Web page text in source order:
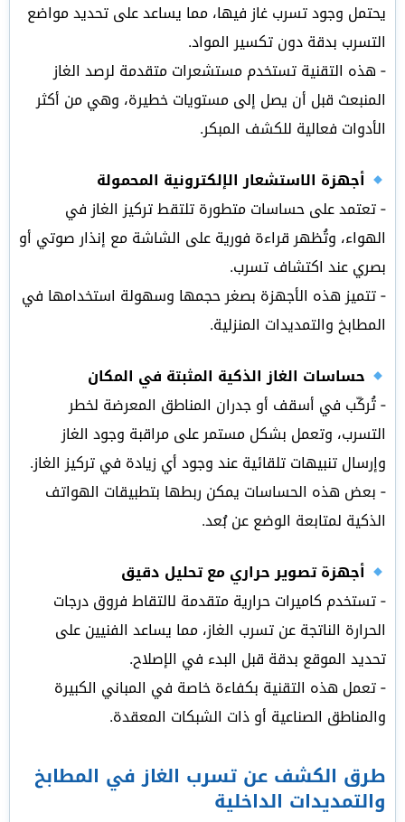
يحتمل وجود تسرب غاز فيها، مما يساعد على تحديد مواضع
التسرب بدقة دون تكسير المواد.
‑ هذه التقنية تستخدم مستشعرات متقدمة لرصد الغاز
المنبعث قبل أن يصل إلى مستويات خطيرة، وهي من أكثر
الأدوات فعالية للكشف المبكر.
أجهزة الاستشعار الإلكترونية المحمولة
‑ تعتمد على حساسات متطورة تلتقط تركيز الغاز في
الهواء، وتُظهر قراءة فورية على الشاشة مع إنذار صوتي أو
بصري عند اكتشاف تسرب.
‑ تتميز هذه الأجهزة بصغر حجمها وسهولة استخدامها في
المطابخ والتمديدات المنزلية.
حساسات الغاز الذكية المثبتة في المكان
‑ تُركّب في أسقف أو جدران المناطق المعرضة لخطر
التسرب، وتعمل بشكل مستمر على مراقبة وجود الغاز
وإرسال تنبيهات تلقائية عند وجود أي زيادة في تركيز الغاز.
‑ بعض هذه الحساسات يمكن ربطها بتطبيقات الهواتف
الذكية لمتابعة الوضع عن بُعد.
أجهزة تصوير حراري مع تحليل دقيق
‑ تستخدم كاميرات حرارية متقدمة لالتقاط فروق درجات
الحرارة الناتجة عن تسرب الغاز، مما يساعد الفنيين على
تحديد الموقع بدقة قبل البدء في الإصلاح.
‑ تعمل هذه التقنية بكفاءة خاصة في المباني الكبيرة
والمناطق الصناعية أو ذات الشبكات المعقدة.
طرق الكشف عن تسرب الغاز في المطابخ
والتمديدات الداخلية